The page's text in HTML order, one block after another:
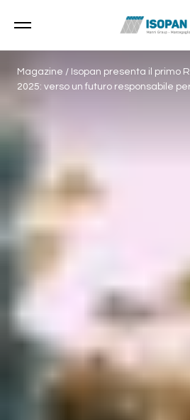
Magazine / Isopan presenta il primo
2025: verso un futuro responsabile